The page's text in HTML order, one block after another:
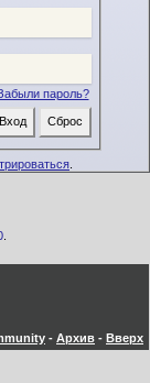
пароль?
.
- Архив - Вверх